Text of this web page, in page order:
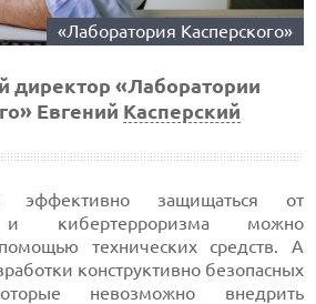
«Лаборатория Касперского»
директор «Лаборатории
Евгений Касперский
защищаться от
и кибертерроризма можно
технических средств. А
конструктивно безопасных
невозможно внедрить